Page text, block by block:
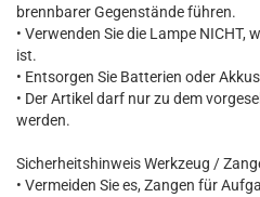
brennbarer Gegenstände führen.
• Verwenden Sie die Lampe NICHT,
ist.
• Entsorgen Sie Batterien oder
• Der Artikel darf nur zu dem
werden.
Sicherheitshinweis Werkzeug /
• Vermeiden Sie es, Zangen für